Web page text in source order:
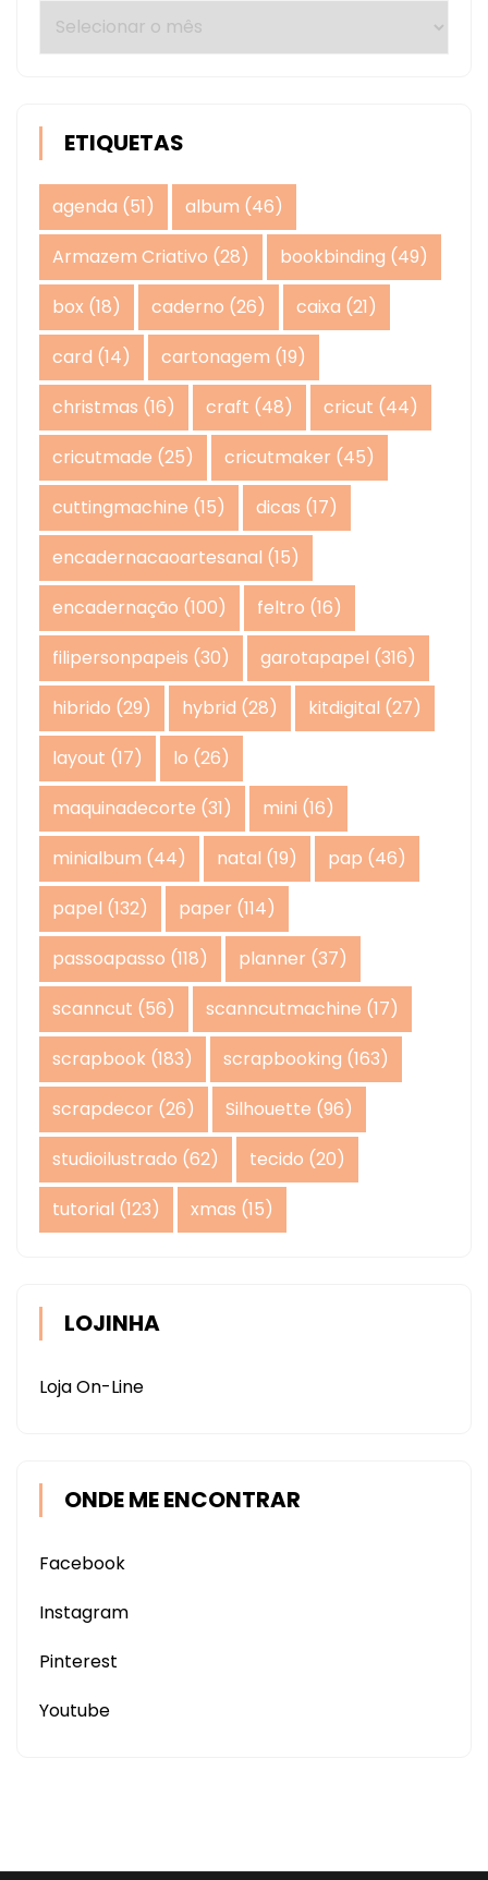
Arquivos
ETIQUETAS
agenda (51) album (46)
Armazem Criativo (28) bookbinding (49)
box (18) caderno (26) caixa (21)
card (14) cartonagem (19)
christmas (16) craft (48) cricut (44)
cricutmade (25) cricutmaker (45)
cuttingmachine (15) dicas (17)
encadernacaoartesanal (15)
encadernação (100) feltro (16)
filipersonpapeis (30) garotapapel (316)
hibrido (29) hybrid (28) kitdigital (27)
layout (17) lo (26)
maquinadecorte (31) mini (16)
minialbum (44) natal (19) pap (46)
papel (132) paper (114)
passoapasso (118) planner (37)
scanncut (56) scanncutmachine (17)
scrapbook (183) scrapbooking (163)
scrapdecor (26) Silhouette (96)
studioilustrado (62) tecido (20)
tutorial (123) xmas (15)
LOJINHA
Loja On-Line
ONDE ME ENCONTRAR
Facebook
Instagram
Pinterest
Youtube